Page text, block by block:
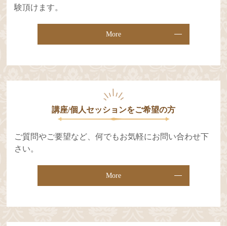
験頂けます。
More
講座/個人セッションをご希望の⽅
ご質問やご要望など、何でもお気軽にお問い合わせ下
さい。
More